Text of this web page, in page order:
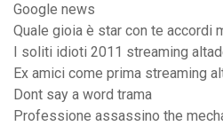
Google news
Quale gioia è star con te accordi
I soliti idioti 2011 streaming
Ex amici come prima streaming
Dont say a word trama
Professione assassino the